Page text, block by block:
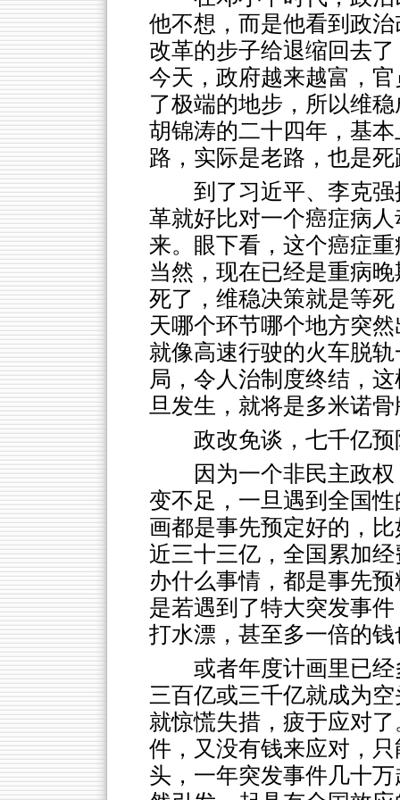
他不想，而是他看到政
改革的步子给退缩回去
今天，政府越来越富，
了极端的地步，所以维
胡锦涛的二十四年，基
路，实际是老路，也是死
到了习近平、李克
革就好比对一个癌症病
来。眼下看，这个癌症
当然，现在已经是重病
死了，维稳决策就是等
天哪个环节哪个地方突
就像高速行驶的火车脱
局，令人治制度终结，
旦发生，就将是多米诺
政改免谈，七千亿
因为一个非民主政
变不足，一旦遇到全国
画都是事先预定好的，
近三十三亿，全国累加
办什么事情，都是事先
是若遇到了特大突发事
打水漂，甚至多一倍的
或者年度计画里已
三百亿或三千亿就成为
就惊慌失措，疲于应对
件，又没有钱来应对，
头，一年突发事件几十